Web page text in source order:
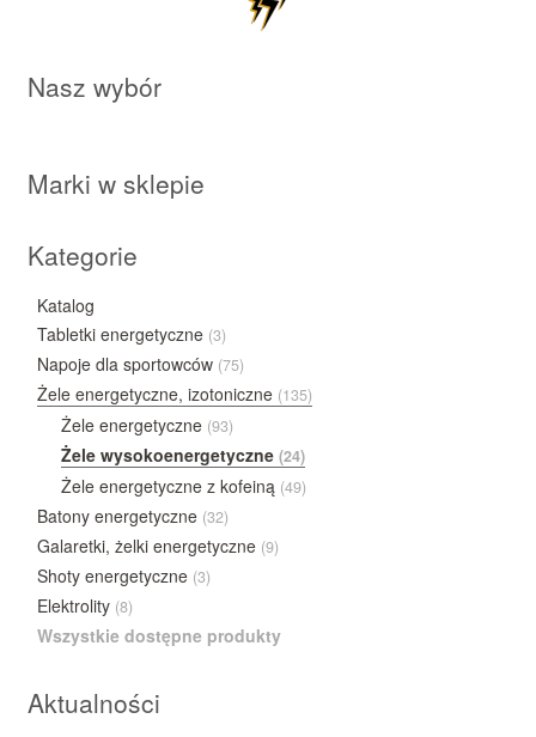
Nasz wybór
Marki w sklepie
Kategorie
Katalog
Tabletki energetyczne (3)
Napoje dla sportowców (75)
Żele energetyczne, izotoniczne (135)
Żele energetyczne (93)
Żele wysokoenergetyczne (24)
Żele energetyczne z kofeiną (49)
Batony energetyczne (32)
Galaretki, żelki energetyczne (9)
Shoty energetyczne (3)
Elektrolity (8)
Wszystkie dostępne produkty
Aktualności